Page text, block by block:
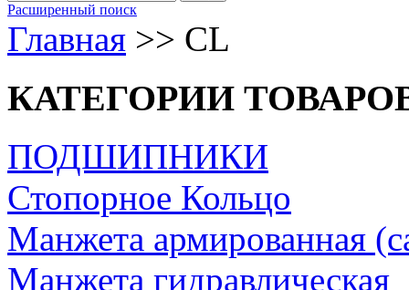
Расширенный поиск
Главная >> CL
КАТЕГОРИИ
ПОДШИПНИКИ
Стопорное Кольцо
Манжета армированная
Манжета гидравлическая